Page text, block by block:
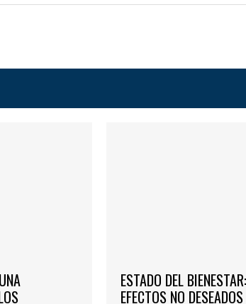
ESTADO DEL
EFECTOS NO